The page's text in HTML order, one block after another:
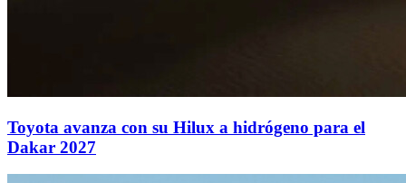
Toyota avanza con su Hilux a hidrógeno para el
Dakar 2027